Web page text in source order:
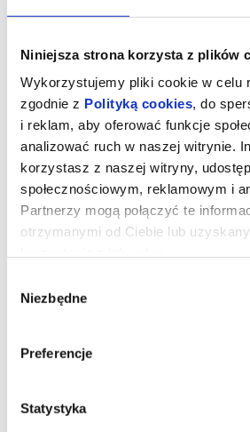
Niniejsza strona korzysta z plików
Wykorzystujemy pliki cookie w celu
zgodnie z Polityką cookies, do
i reklam, aby oferować funkcje
analizować ruch w naszej witrynie.
korzystasz z naszej witryny,
społecznościowym, reklamowym i
Partnerzy mogą połączyć te
otrzymanymi od Ciebie lub
zgody
Niezbędne
Preferencje
Statystyka
Toy Story 5
Zabawki powracają w filmie Toy Story 5,
Disney i Pixar. Tym razem czeka je
częściej przyciągają… elektroniczne
zabawki odnajdą się w erze ekranów?